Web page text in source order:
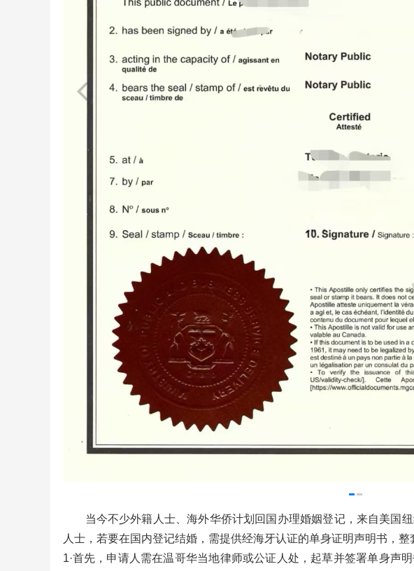
当今不少外籍人士、海外华侨计划回国办理婚姻登记，来自美国
人士，若要在国内登记结婚，需提供经海牙认证的单身证明声明书，整
1·首先，申请人需在温哥华当地律师或公证人处，起草并签署单身声